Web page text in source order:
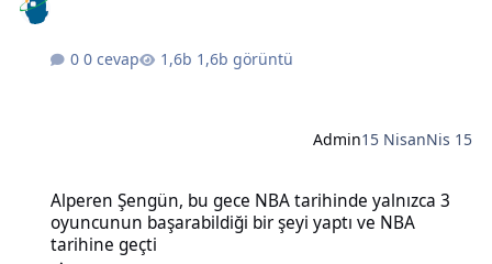
0 cevap 1,6b görüntü
Admin15 NisanNis 15
Alperen Şengün, bu gece NBA tarihinde yalnızca 3
oyuncunun başarabildiği bir şeyi yaptı ve NBA
tarihine geçti